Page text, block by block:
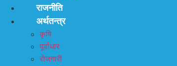
राजनीति
अर्थतन्त्र
कृषि
पूर्वाधार
रोजगारी